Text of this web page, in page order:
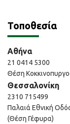
Τοποθεσία
Αθήνα
21 0414 5300
Θέση
Θεσσαλονίκη
2310 715499
Παλαιά Εθνική
(Θέση Γέφυρα)